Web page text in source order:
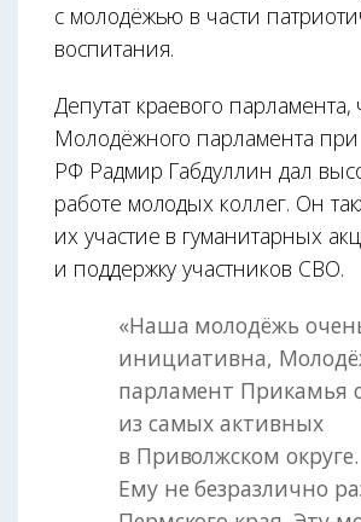
с моло­дёжью в части
воспитания.
Депутат краевого парламента,
Молодёжного парламента при
РФ Радмир Габдуллин дал
работе молодых коллег. Он
их участие в гуманитарных
и поддержку участников СВО.
«Наша молодёжь
инициативна,
парламент Прикамья
из самых активных
в Приволжском округе.
Ему не безразлично